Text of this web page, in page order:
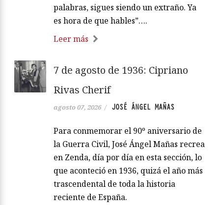
palabras, sigues siendo un extraño. Ya
es hora de que hables”….
Leer más
7 de agosto de 1936: Cipriano
Rivas Cherif
agosto 07, 2026 / JOSÉ ÁNGEL MAÑAS
Para conmemorar el 90º aniversario de
la Guerra Civil, José Ángel Mañas recrea
en Zenda, día por día en esta sección, lo
que aconteció en 1936, quizá el año más
trascendental de toda la historia
reciente de España.